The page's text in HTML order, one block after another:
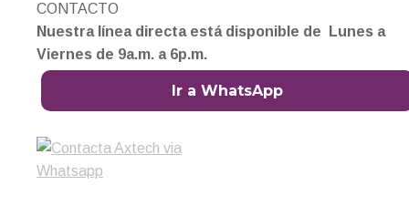
CONTACTO
Nuestra línea directa está disponible de Lunes a
Viernes de 9a.m. a 6p.m.
Ir a WhatsApp